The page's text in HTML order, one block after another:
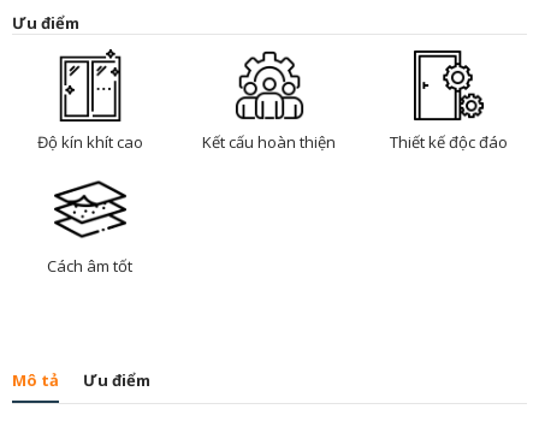
Ưu điểm
Độ kín khít cao Kết cấu hoàn thiện Thiết kế độc đáo
Cách âm tốt
Mô tả Ưu điểm